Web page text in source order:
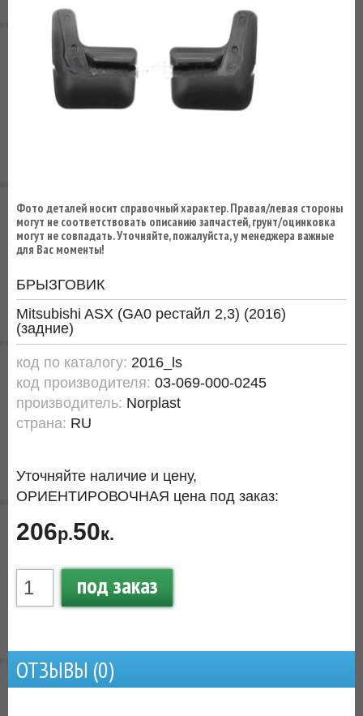
Фото деталей носит справочный характер. Правая/левая стороны
могут не соответствовать описанию запчастей, грунт/оцинковка
могут не совпадать. Уточняйте, пожалуйста, у менеджера важные
для Вас моменты!
БРЫЗГОВИК
Mitsubishi ASX (GA0 рестайл 2,3) (2016)
(задние)
код по каталогу: 2016_ls
код производителя: 03-069-000-0245
производитель: Norplast
страна: RU
Уточняйте наличие и цену,
ОРИЕНТИРОВОЧНАЯ цена под заказ:
206р.50к.
под заказ
ОТЗЫВЫ (0)